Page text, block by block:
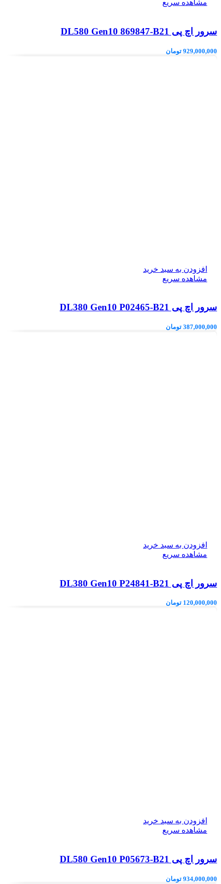
مشاهده سریع
سرور اچ پی DL580 Gen10 869847-B21
929,000,000 تومان
افزودن به سبد خرید
مشاهده سریع
سرور اچ پی DL380 Gen10 P02465-B21
387,000,000 تومان
افزودن به سبد خرید
مشاهده سریع
سرور اچ پی DL380 Gen10 P24841-B21
120,000,000 تومان
افزودن به سبد خرید
مشاهده سریع
سرور اچ پی DL580 Gen10 P05673-B21
934,000,000 تومان